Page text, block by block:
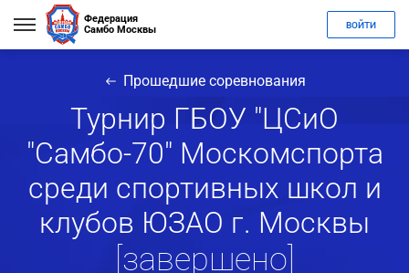
Федерация
Самбо Москвы
ВОЙТИ
Прошедшие соревнования
Турнир ГБОУ "ЦСиО
"Самбо-70" Москомспорта
среди спортивных школ и
клубов ЮЗАО г. Москвы
[завершено]